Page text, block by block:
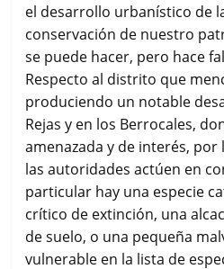
el desarrollo urbanístico de
conservación de nuestro
se puede hacer, pero hace
Respecto al distrito que
produciendo un notable
Rejas y en los Berrocales,
amenazada y de interés,
las autoridades actúen en
particular hay una especie
crítico de extinción, una
de suelo, o una pequeña
vulnerable en la lista de